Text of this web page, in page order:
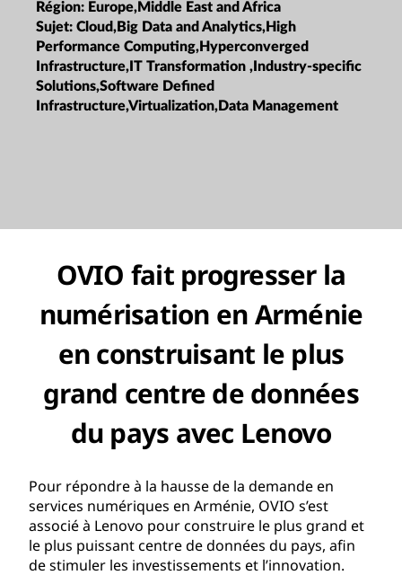
Région: Europe,Middle East and Africa
Sujet: Cloud,Big Data and Analytics,High
Performance Computing,Hyperconverged
Infrastructure,IT Transformation ,Industry-specific
Solutions,Software Defined
Infrastructure,Virtualization,Data Management
OVIO fait progresser la
numérisation en Arménie
en construisant le plus
grand centre de données
du pays avec Lenovo
Pour répondre à la hausse de la demande en
services numériques en Arménie, OVIO s’est
associé à Lenovo pour construire le plus grand et
le plus puissant centre de données du pays, afin
de stimuler les investissements et l’innovation.